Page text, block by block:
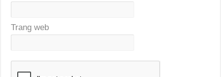
Trang web